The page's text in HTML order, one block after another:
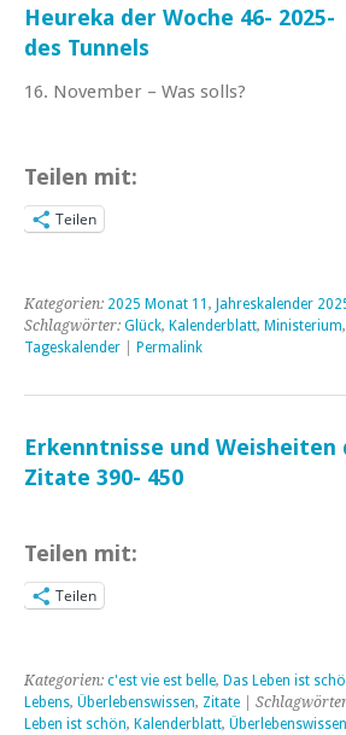
Heureka der Woche 46-
des Tunnels
16. November – Was solls?
Teilen mit:
Teilen
Kategorien: 2025 Monat 11 , Jahreskalender
Schlagwörter: Glück, Kalenderblatt, Ministerium,
Tageskalender
Permalink
Erkenntnisse und Weisheiten
Zitate 390- 450
Teilen mit:
Teilen
Kategorien: c'est vie est belle, Das Leben ist
Lebens, Überlebenswissen, Zitate |
Leben ist schön, Kalenderblatt, Überlebenswissen